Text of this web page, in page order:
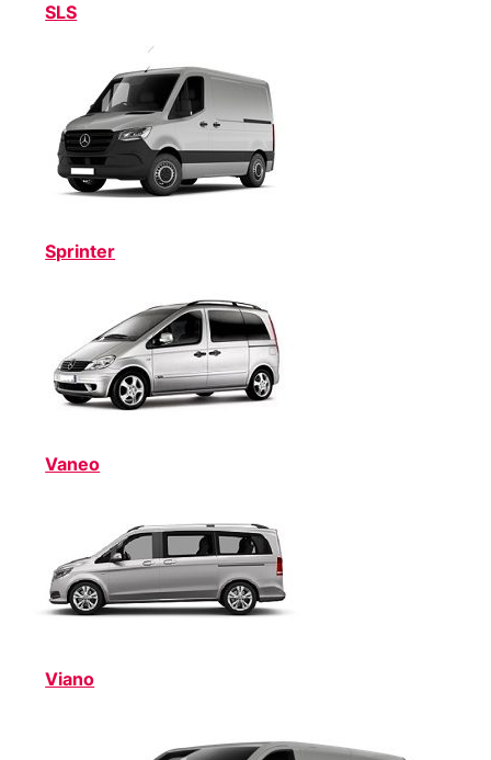
SLS
Sprinter
Vaneo
Viano